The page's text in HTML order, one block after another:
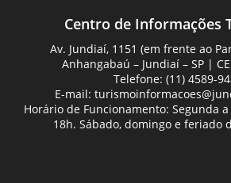
Centro de Informações
Av. Jundiaí, 1151 (em frente ao
Anhangabaú – Jundiaí – SP |
Telefone: (11) 4589-
E-mail:
Horário de Funcionamento: Segunda
18h. Sábado, domingo e feriado